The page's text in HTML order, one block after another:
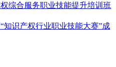
综合服务职业技能提升培训班
知识产权行业职业技能大赛”成